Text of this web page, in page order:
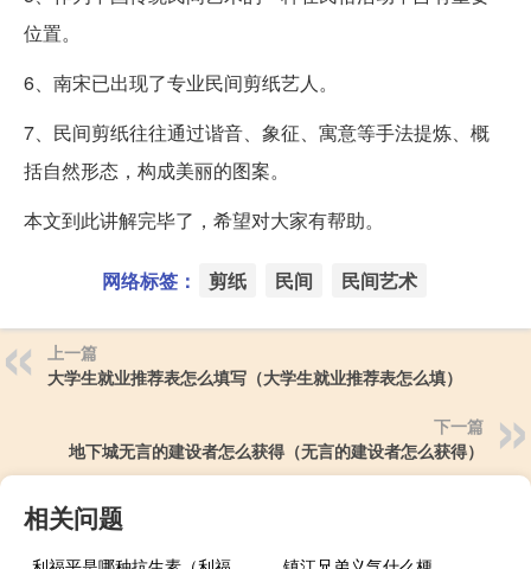
位置。
6、南宋已出现了专业民间剪纸艺人。
7、民间剪纸往往通过谐音、象征、寓意等手法提炼、概
括自然形态，构成美丽的图案。
本文到此讲解完毕了，希望对大家有帮助。
网络标签： 剪纸 民间 民间艺术
上一篇
大学生就业推荐表怎么填写（大学生就业推荐表怎么填）
下一篇
地下城无言的建设者怎么获得（无言的建设者怎么获得）
相关问题